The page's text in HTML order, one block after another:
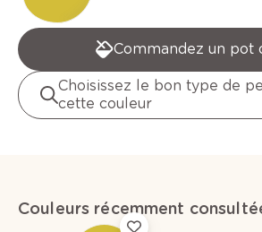
Commandez un pot
Choisissez le bon type de
cette couleur
Couleurs récemment